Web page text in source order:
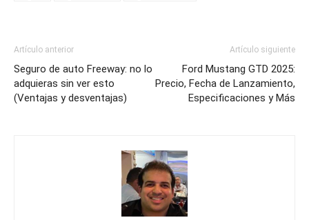
Artículo anterior
Seguro de auto Freeway: no lo
adquieras sin ver esto
(Ventajas y desventajas)
Artículo siguiente
Ford Mustang GTD 2025:
Precio, Fecha de Lanzamiento,
Especificaciones y Más